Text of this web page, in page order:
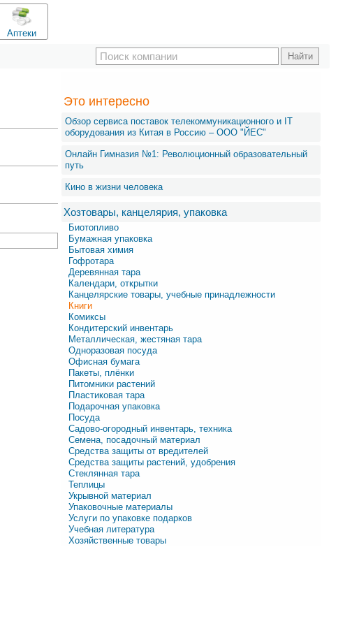
Аптеки
Это интересно
Обзор сервиса поставок телекоммуникационного и IT
оборудования из Китая в Россию – OOO "ЙЕС"
Онлайн Гимназия №1: Революционный образовательный
путь
Кино в жизни человека
Хозтовары, канцелярия, упаковка
Биотопливо
Бумажная упаковка
Бытовая химия
Гофротара
Деревянная тара
Календари, открытки
Канцелярские товары, учебные принадлежности
Книги
Комиксы
Кондитерский инвентарь
Металлическая, жестяная тара
Одноразовая посуда
Офисная бумага
Пакеты, плёнки
Питомники растений
Пластиковая тара
Подарочная упаковка
Посуда
Садово-огородный инвентарь, техника
Семена, посадочный материал
Средства защиты от вредителей
Средства защиты растений, удобрения
Стеклянная тара
Теплицы
Укрывной материал
Упаковочные материалы
Услуги по упаковке подарков
Учебная литература
Хозяйственные товары